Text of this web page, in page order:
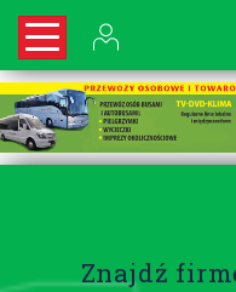
Znajdź